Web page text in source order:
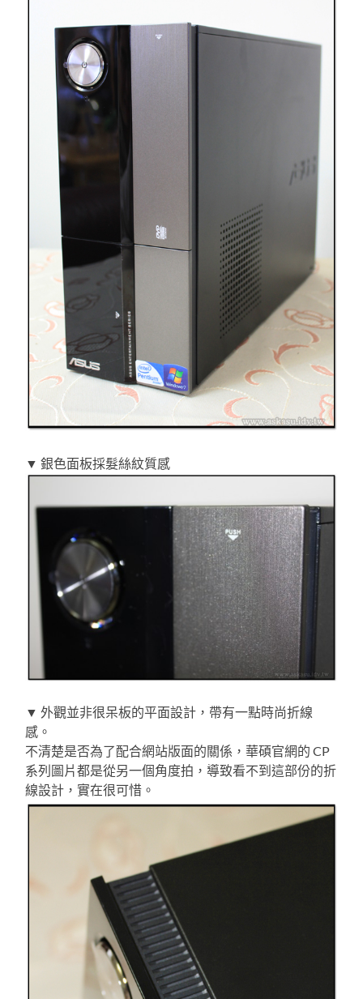
▼ 銀色面板採髮絲紋質感
▼ 外觀並非很呆板的平面設計，帶有一點時尚折線
感。
不清楚是否為了配合網站版面的關係，華碩官網的 CP
系列圖片都是從另一個角度拍，導致看不到這部份的折
線設計，實在很可惜。